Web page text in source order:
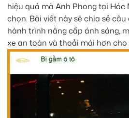
hiệu quả mà Anh Phong tại Hóc
chọn. Bài viết này sẽ chia sẻ
hành trình nâng cấp ánh sáng,
xe an toàn và thoải mái hơn cho